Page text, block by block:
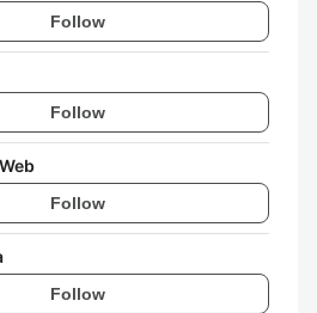
Follow
Follow
Follow
Follow